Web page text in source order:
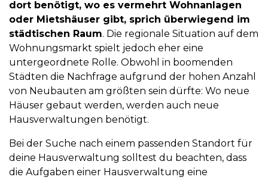
dort benötigt, wo es vermehrt Wohnanlagen
oder Mietshäuser gibt, sprich überwiegend im
städtischen Raum. Die regionale Situation auf dem
Wohnungsmarkt spielt jedoch eher eine
untergeordnete Rolle. Obwohl in boomenden
Städten die Nachfrage aufgrund der hohen Anzahl
von Neubauten am größten sein dürfte: Wo neue
Häuser gebaut werden, werden auch neue
Hausverwaltungen benötigt.
Bei der Suche nach einem passenden Standort für
deine Hausverwaltung solltest du beachten, dass
die Aufgaben einer Hausverwaltung eine